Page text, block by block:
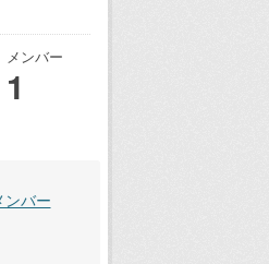
メンバー
1
バー